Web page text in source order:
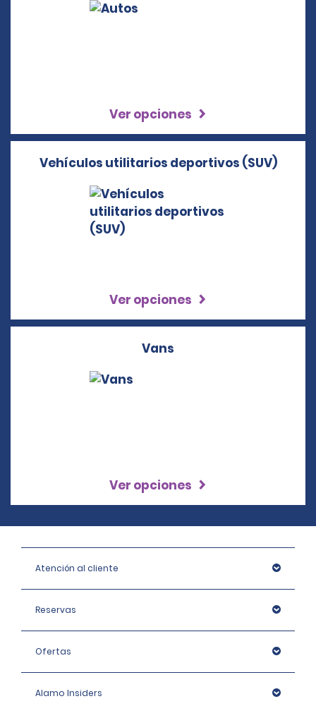
Ver opciones
Vehículos utilitarios deportivos (SUV)
Ver opciones
Vans
Ver opciones
Atención al cliente
Reservas
Ofertas
Alamo Insiders